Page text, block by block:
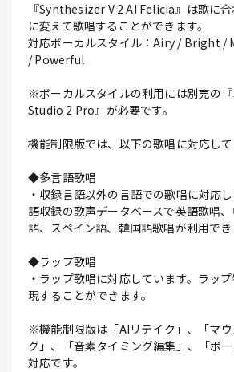
『Synthesizer V 2 AI Felicia』は歌に
に変えて歌唱することができます。
対応ボーカルスタイル：Airy / Bright /
/ Powerful
※ボーカルスタイルの利用には別売の
Studio 2 Pro』が必要です。
機能制限版では、以下の歌唱に対応して
◆多言語歌唱
・収録言語以外の言語での歌唱に対応
語収録の歌声データベースで英語歌唱
語、スペイン語、韓国語歌唱が利用でき
◆ラップ歌唱
・ラップ歌唱に対応しています。ラッ
現することができます。
※機能制限版は「AIリテイク」、「マ
グ」、「音素タイミング編集」、「ボ
対応です。